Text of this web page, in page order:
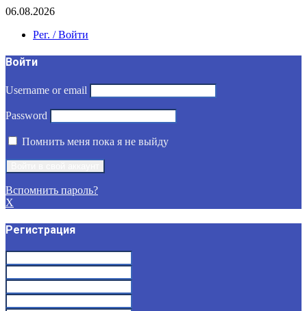
06.08.2026
Рег. / Войти
Войти
Username or email
Password
Помнить меня пока я не выйду
Вспомнить пароль?
X
Регистрация